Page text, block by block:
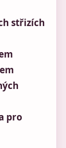
střizích
pro